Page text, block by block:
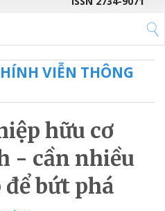
VIỄN THÔNG
hữu cơ
- cần nhiều
bứt phá